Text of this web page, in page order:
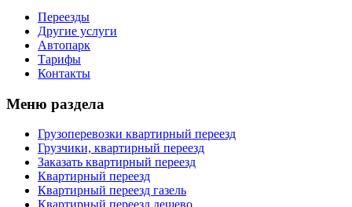
Переезды
Другие услуги
Автопарк
Тарифы
Контакты
Меню раздела
Грузоперевозки квартирный переезд
Грузчики, квартирный переезд
Заказать квартирный переезд
Квартирный переезд
Квартирный переезд газель